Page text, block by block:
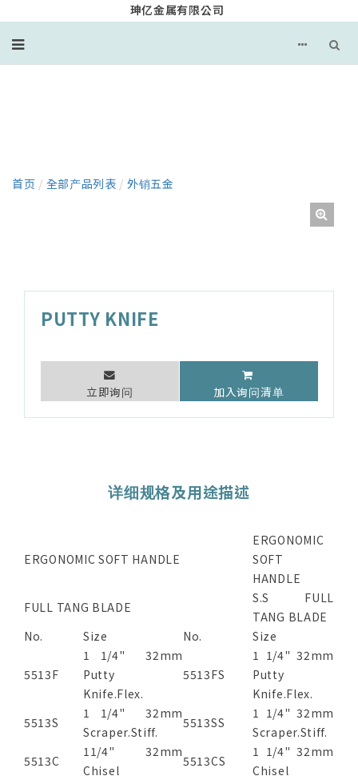
珅亿金属有限公司
首页 / 全部产品列表 / 外销五金
PUTTY KNIFE
立即询问 加入询问清单
详细规格及用途描述
ERGONOMIC SOFT HANDLE
ERGONOMIC
SOFT
HANDLE
FULL TANG BLADE
S.S FULL
TANG BLADE
No.
Size No. Size
5513F
1 1/4" 32mm
Putty
Knife.Flex.
5513FS
1 1/4" 32mm
Putty
Knife.Flex.
5513S
1 1/4" 32mm
Scraper.Stiff.
5513SS
1 1/4" 32mm
Scraper.Stiff.
5513C
11/4" 32mm
Chisel
5513CS
1 1/4" 32mm
Chisel